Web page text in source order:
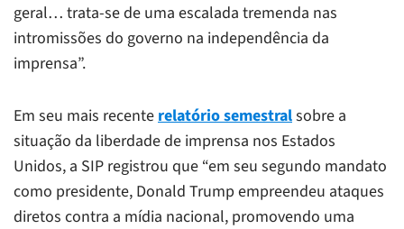
geral… trata-se de uma escalada tremenda nas
intromissões do governo na independência da
imprensa”.
Em seu mais recente relatório semestralsobre a
situação da liberdade de imprensa nos Estados
Unidos, a SIP registrou que “em seu segundo mandato
como presidente, Donald Trump empreendeu ataques
diretos contra a mídia nacional, promovendo uma